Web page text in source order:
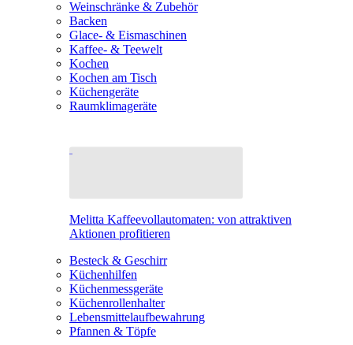
Weinschränke & Zubehör
Backen
Glace- & Eismaschinen
Kaffee- & Teewelt
Kochen
Kochen am Tisch
Küchengeräte
Raumklimageräte
Melitta Kaffeevollautomaten: von attraktiven
Aktionen profitieren
Besteck & Geschirr
Küchenhilfen
Küchenmessgeräte
Küchenrollenhalter
Lebensmittelaufbewahrung
Pfannen & Töpfe